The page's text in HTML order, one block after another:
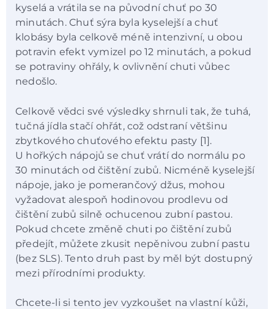
kyselá a vrátila se na původní chuť po 30
minutách. Chuť sýra byla kyselejší a chuť
klobásy byla celkově méně intenzivní, u obou
potravin efekt vymizel po 12 minutách, a pokud
se potraviny ohřály, k ovlivnění chuti vůbec
nedošlo.
Celkově vědci své výsledky shrnuli tak, že tuhá,
tučná jídla stačí ohřát, což odstraní většinu
zbytkového chuťového efektu pasty [1].
U hořkých nápojů se chuť vrátí do normálu po
30 minutách od čištění zubů. Nicméně kyselejší
nápoje, jako je pomerančový džus, mohou
vyžadovat alespoň hodinovou prodlevu od
čištění zubů silně ochucenou zubní pastou.
Pokud chcete změně chuti po čištění zubů
předejít, můžete zkusit nepěnivou zubní pastu
(bez SLS). Tento druh past by měl být dostupný
mezi přírodními produkty.
Chcete-li si tento jev vyzkoušet na vlastní kůži,